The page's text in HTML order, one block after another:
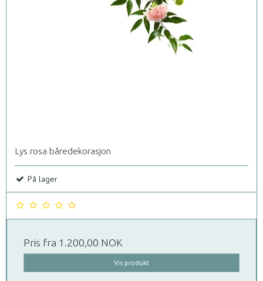
Lys rosa båredekorasjon
På lager
Pris fra 1.200,00 NOK
Vis produkt